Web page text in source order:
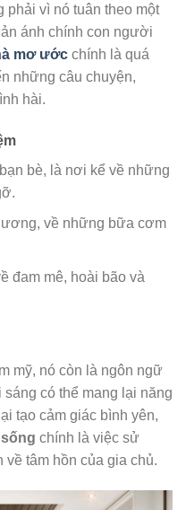
phải vì nó tuân theo một
ánh chính con người
mơ ước chính là quá
những câu chuyện,
hài.
bè, là nơi kể về những
về những bữa cơm
đam mê, hoài bão và
mỹ, nó còn là ngôn ngữ
có thể mang lại năng
tạo cảm giác bình yên,
chính là việc sử
về tâm hồn của gia chủ.